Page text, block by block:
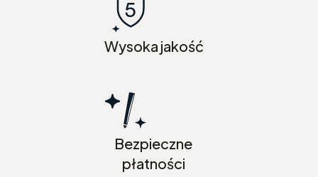
Wysoka jakość
Bezpieczne
płatności